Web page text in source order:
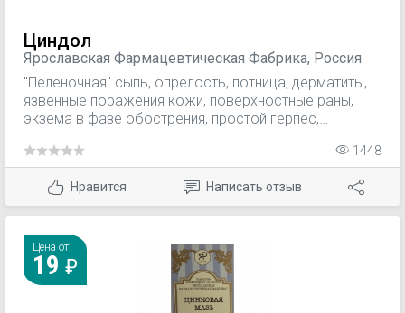
Циндол
Ярославская Фармацевтическая Фабрика, Россия
"Пеленочная" сыпь, опрелость, потница, дерматиты,
язвенные поражения кожи, поверхностные раны,
экзема в фазе обострения, простой герпес,
1448
Нравится Написать отзыв
Цена от
19